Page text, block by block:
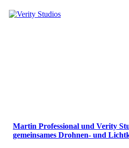
Martin Professional und Verity
gemeinsames Drohnen- und